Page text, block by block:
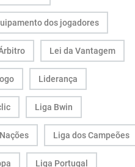
dos jogadores
Lei da Vantagem
Liderança
Liga Bwin
Liga dos Campeões
Liga Portugal